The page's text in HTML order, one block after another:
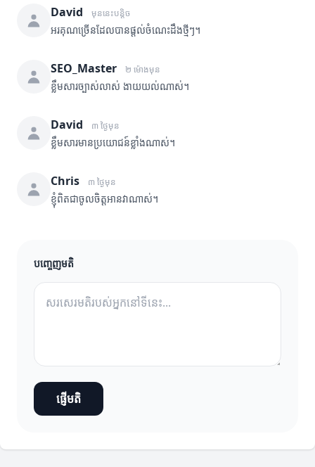
David មុននេះបន្តិច
អរគុណច្រើនដែលបានផ្តល់ចំណេះដឹងថ្មីៗ។
SEO_Master ២ ម៉ោងមុន
ខ្លឹមសារច្បាស់លាស់ ងាយយល់ណាស់។
David ៣ ថ្ងៃមុន
ខ្លឹមសារមានប្រយោជន៍ខ្លាំងណាស់។
Chris ៣ ថ្ងៃមុន
ខ្ញុំពិតជាចូលចិត្តអានវាណាស់។
បញ្ចេញមតិ
ផ្ញើមតិ